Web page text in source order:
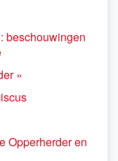
beschouwingen
»
Opperherder en